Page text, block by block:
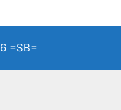
=SB=